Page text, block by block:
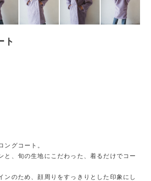
ト
ングコート。
と、旬の生地にこだわった、着るだけでコー
ンのため、顔周りをすっきりとした印象にし